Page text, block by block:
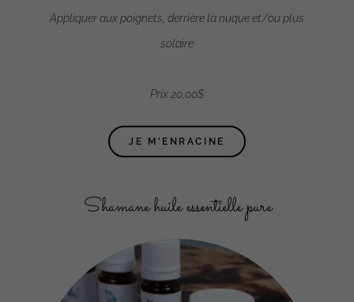
Appliquer aux poignets, derrière la nuque et/ou plus
solaire
Prix 20,00$
JE M'ENRACINE
Shamane huile essentielle pure